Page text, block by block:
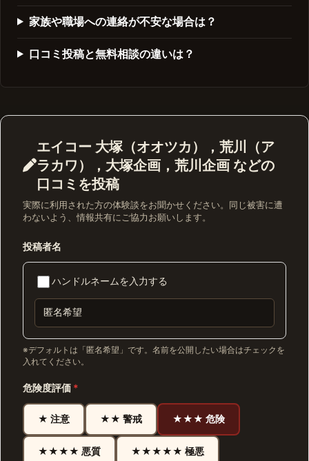
家族や職場への連絡が不安な場合は？
口コミ投稿と無料相談の違いは？
エイコー 大塚（オオツカ），荒川（ア
ラカワ），大塚企画，荒川企画 などの
口コミを投稿
実際に利用された方の体験談をお聞かせください。同じ被害に遭
わないよう、情報共有にご協力お願いします。
投稿者名
ハンドルネームを入力する
※デフォルトは「匿名希望」です。名前を公開したい場合はチェックを
入れてください。
危険度評価 *
★ 注意 ★★ 警戒 ★★★ 危険
★★★★ 悪質 ★★★★★ 極悪